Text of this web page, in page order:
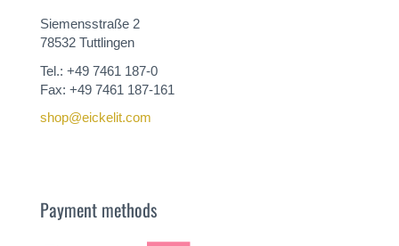
Siemensstraße 2
78532 Tuttlingen
Tel.: +49 7461 187-0
Fax: +49 7461 187-161
shop@eickelit.com
Payment methods